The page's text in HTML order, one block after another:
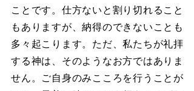
ことです。仕方ないと割り切れること
もありますが、納得のできないことも
多々起こります。ただ、私たちが礼拝
する神は、そのようなお方ではありま
せん。ご自身のみこころを行うことが